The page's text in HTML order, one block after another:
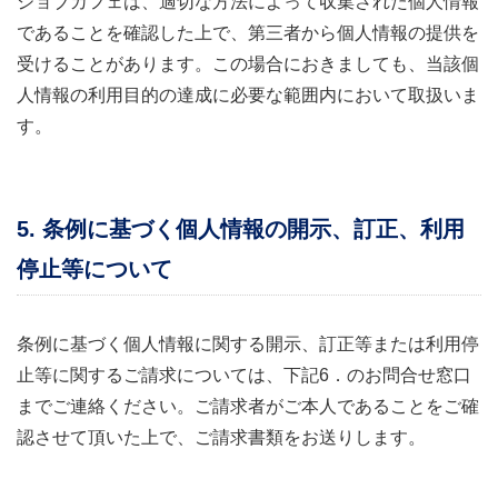
であることを確認した上で、第三者から個人情報の提供を
受けることがあります。この場合におきましても、当該個
人情報の利用目的の達成に必要な範囲内において取扱いま
す。
5. 条例に基づく個人情報の開示、訂正、利用
停止等について
条例に基づく個人情報に関する開示、訂正等または利用停
止等に関するご請求については、下記6．のお問合せ窓口
までご連絡ください。ご請求者がご本人であることをご確
認させて頂いた上で、ご請求書類をお送りします。